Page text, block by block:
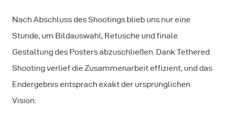
Nach Abschluss des Shootings blieb uns nur eine
Stunde, um Bildauswahl, Retusche und finale
Gestaltung des Posters abzuschließen. Dank Tethered
Shooting verlief die Zusammenarbeit effizient, und das
Endergebnis entsprach exakt der ursprünglichen
Vision.